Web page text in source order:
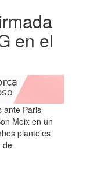
en el
ante Paris
Moix en un
planteles
de